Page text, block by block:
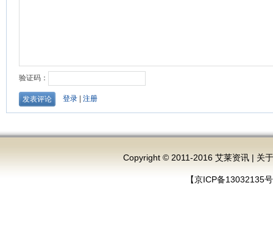
Copyright © 2011-2016 艾莱资讯 | 关
【京ICP备13032135